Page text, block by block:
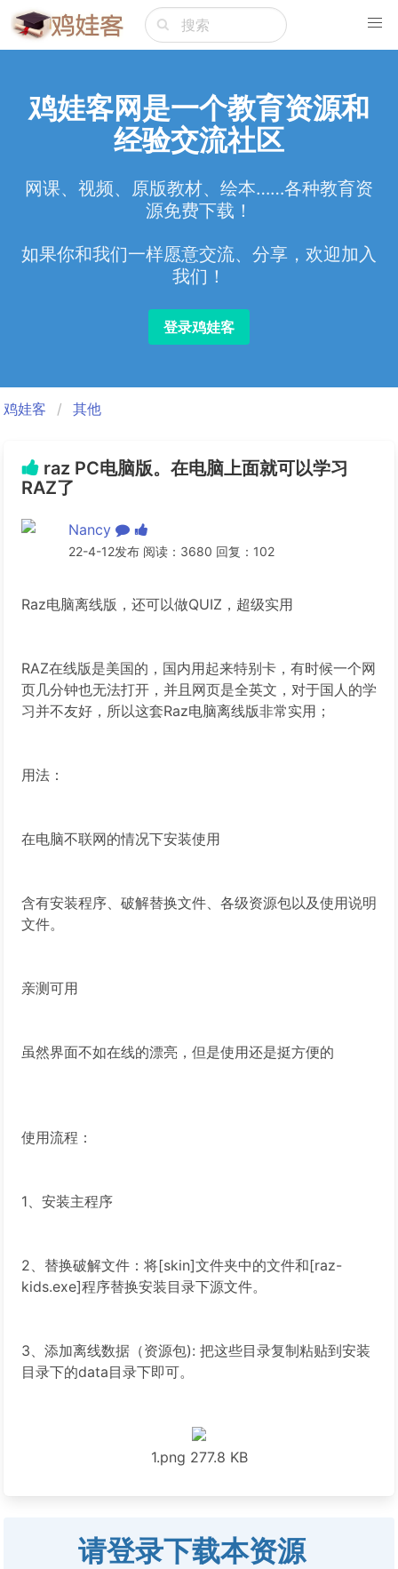
鸡娃客网是一个教育资源和
经验交流社区
网课、视频、原版教材、绘本……各种教育资
源免费下载！
如果你和我们一样愿意交流、分享，欢迎加入
我们！
登录鸡娃客
鸡娃客 其他
raz PC电脑版。在电脑上面就可以学习
RAZ了
Nancy
22-4-12发布 阅读：3680 回复：102
Raz电脑离线版，还可以做QUIZ，超级实用
RAZ在线版是美国的，国内用起来特别卡，有时候一个网
页几分钟也无法打开，并且网页是全英文，对于国人的学
习并不友好，所以这套Raz电脑离线版非常实用；
用法：
在电脑不联网的情况下安装使用
含有安装程序、破解替换文件、各级资源包以及使用说明
文件。
亲测可用
虽然界面不如在线的漂亮，但是使用还是挺方便的
使用流程：
1、安装主程序
2、替换破解文件：将[skin]文件夹中的文件和[raz-
kids.exe]程序替换安装目录下源文件。
3、添加离线数据（资源包): 把这些目录复制粘贴到安装
目录下的data目录下即可。
1.png 277.8 KB
请登录下载本资源